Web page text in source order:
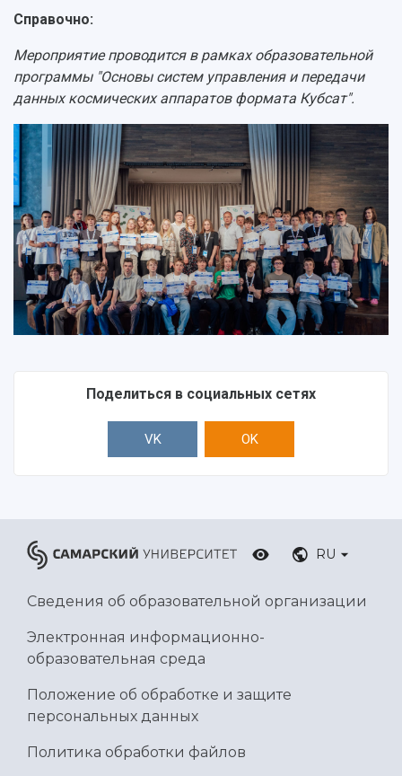
Справочно:
Мероприятие проводится в рамках образовательной
программы "Основы систем управления и передачи
данных космических аппаратов формата Кубсат".
Поделиться в социальных сетях
VK OK
RU
Сведения об образовательной организации
Электронная информационно-
образовательная среда
Положение об обработке и защите
персональных данных
Политика обработки файлов